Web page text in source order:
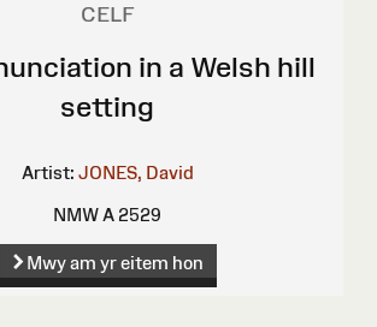
CELF
in a Welsh hill
setting
Artist: JONES, David
NMW A 2529
Mwy am yr eitem hon